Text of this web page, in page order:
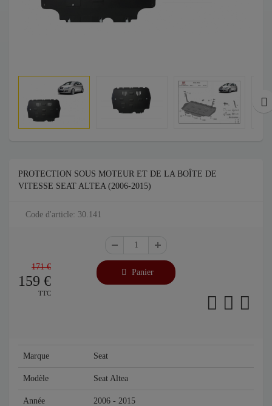
PROTECTION SOUS MOTEUR ET DE LA BOÎTE DE
VITESSE SEAT ALTEA (2006-2015)
Code d'article: 30.141
171 €
159 €
TTC
Panier
Marque Seat
Modèle Seat Altea
Année 2006 - 2015